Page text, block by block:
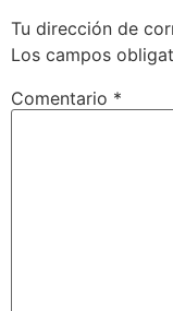
Tu dirección de
Los campos
Comentario *